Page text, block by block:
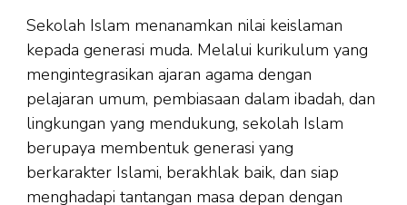
Sekolah Islam menanamkan nilai keislaman
kepada generasi muda. Melalui kurikulum yang
mengintegrasikan ajaran agama dengan
pelajaran umum, pembiasaan dalam ibadah, dan
lingkungan yang mendukung, sekolah Islam
berupaya membentuk generasi yang
berkarakter Islami, berakhlak baik, dan siap
menghadapi tantangan masa depan dengan